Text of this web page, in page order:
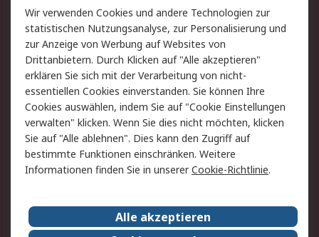
Rücksendungen
Kontakt
Hilfe
Rechtliches
AGB
Datenschutz
Cookie-Richtlinie
Zahlungsbedingungen
Copyright/Impressum
Über RS
Karriere bei RS
Nachhaltigkeit
Wir verwenden Cookies und andere Technologien zur
statistischen Nutzungsanalyse, zur Personalisierung und
zur Anzeige von Werbung auf Websites von
Drittanbietern. Durch Klicken auf "Alle akzeptieren"
erklären Sie sich mit der Verarbeitung von nicht-
essentiellen Cookies einverstanden. Sie können Ihre
Cookies auswählen, indem Sie auf "Cookie Einstellungen
verwalten" klicken. Wenn Sie dies nicht möchten, klicken
Sie auf "Alle ablehnen". Dies kann den Zugriff auf
bestimmte Funktionen einschränken. Weitere
Informationen finden Sie in unsererCookie-Richtlinie.
Alle akzeptieren